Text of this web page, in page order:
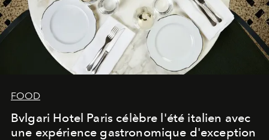
FOOD
Bvlgari Hotel Paris célèbre l'été italien avec
une expérience gastronomique d'exception